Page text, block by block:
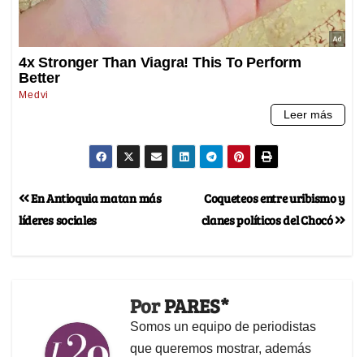
Coqueteos entre uribismo y
clanes políticos del Chocó
En Antioquia matan más
líderes sociales
PorPARES*
Somos un equipo de periodistas
que queremos mostrar, además